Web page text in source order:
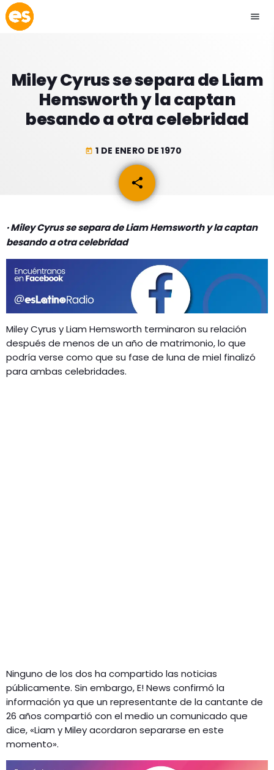
menu
play_arrow EMISIÓN LA PAZ
play_arrow EMISIÓN COCHABAMBA
ACTUALIDAD
GEEKERS
MÚSICA
PROGRAMACIÓN
INICIO
RADIO SPLENDID
CONTACTO
Miley Cyrus se separa de Liam
Hemsworth y la captan
besando a otra celebridad
today 1 DE ENERO DE 1970
share
email
· Miley Cyrus se separa de Liam Hemsworth y la captan
besando a otra celebridad
Miley Cyrus y Liam Hemsworth terminaron su relación
después de menos de un año de matrimonio, lo que
podría verse como que su fase de luna de miel finalizó
para ambas celebridades.
Ninguno de los dos ha compartido las noticias
públicamente. Sin embargo, E! News confirmó la
información ya que un representante de la cantante de
26 años compartió con el medio un comunicado que
dice, «Liam y Miley acordaron separarse en este
momento».